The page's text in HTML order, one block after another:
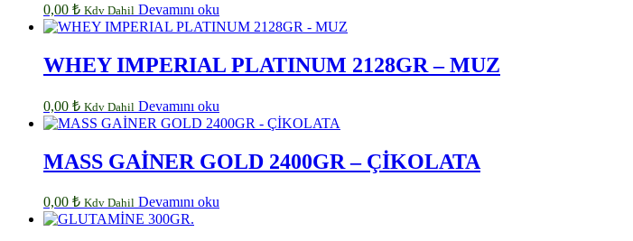
0,00 ₺ Kdv Dahil Devamını oku
WHEY IMPERIAL PLATINUM 2128GR – MUZ
0,00 ₺ Kdv Dahil Devamını oku
MASS GAİNER GOLD 2400GR – ÇİKOLATA
0,00 ₺ Kdv Dahil Devamını oku